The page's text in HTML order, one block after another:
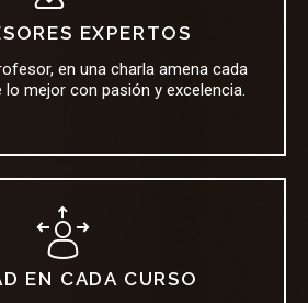
EXPERTOS
en una charla amena cada
mejor con pasión y excelencia.
EN CADA CURSO